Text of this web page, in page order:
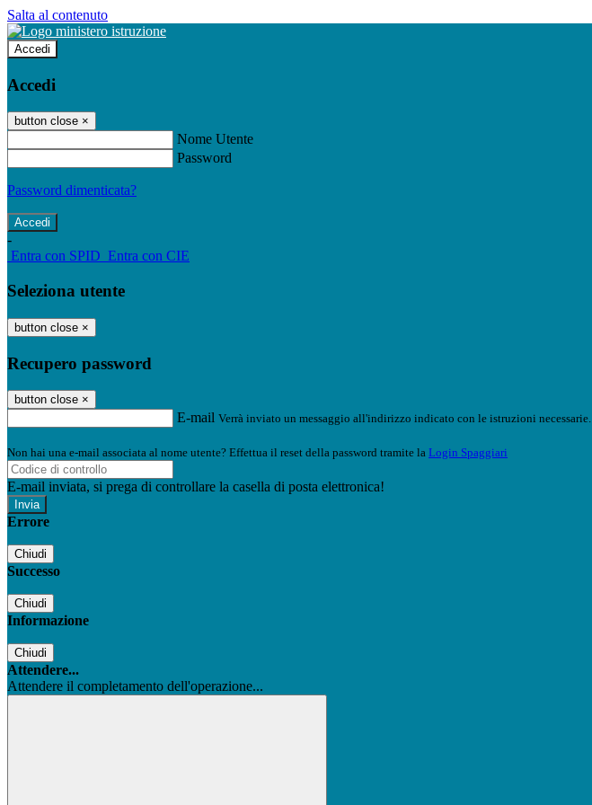
Salta al contenuto
Accedi
Accedi
button close ×
Nome Utente
Password
Password dimenticata?
-
Entra con SPID Entra con CIE
Seleziona utente
button close ×
Recupero password
button close ×
E-mail Verrà inviato un messaggio all'indirizzo indicato con le istruzioni necessarie.
Non hai una e-mail associata al nome utente? Effettua il reset della password tramite la Login Spaggiari
E-mail inviata, si prega di controllare la casella di posta elettronica!
Errore
Chiudi
Successo
Chiudi
Informazione
Chiudi
Attendere...
Attendere il completamento dell'operazione...